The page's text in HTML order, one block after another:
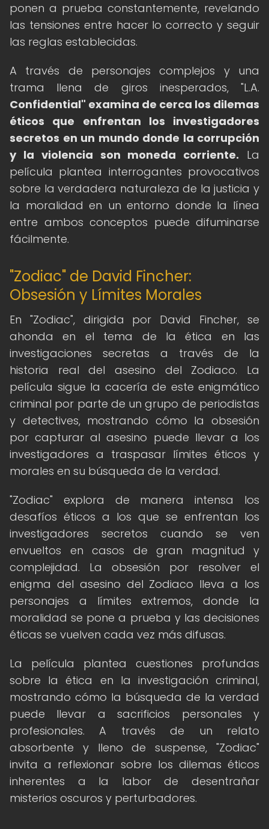
ponen a prueba constantemente, revelando
las tensiones entre hacer lo correcto y seguir
las reglas establecidas.
A través de personajes complejos y una
trama llena de giros inesperados, "L.A.
Confidential" examina de cerca los dilemas
éticos que enfrentan los investigadores
secretos en un mundo donde la corrupción
y la violencia son moneda corriente. La
película plantea interrogantes provocativos
sobre la verdadera naturaleza de la justicia y
la moralidad en un entorno donde la línea
entre ambos conceptos puede difuminarse
fácilmente.
"Zodiac" de David Fincher:
Obsesión y Límites Morales
En "Zodiac", dirigida por David Fincher, se
ahonda en el tema de la ética en las
investigaciones secretas a través de la
historia real del asesino del Zodiaco. La
película sigue la cacería de este enigmático
criminal por parte de un grupo de periodistas
y detectives, mostrando cómo la obsesión
por capturar al asesino puede llevar a los
investigadores a traspasar límites éticos y
morales en su búsqueda de la verdad.
"Zodiac" explora de manera intensa los
desafíos éticos a los que se enfrentan los
investigadores secretos cuando se ven
envueltos en casos de gran magnitud y
complejidad. La obsesión por resolver el
enigma del asesino del Zodiaco lleva a los
personajes a límites extremos, donde la
moralidad se pone a prueba y las decisiones
éticas se vuelven cada vez más difusas.
La película plantea cuestiones profundas
sobre la ética en la investigación criminal,
mostrando cómo la búsqueda de la verdad
puede llevar a sacrificios personales y
profesionales. A través de un relato
absorbente y lleno de suspense, "Zodiac"
invita a reflexionar sobre los dilemas éticos
inherentes a la labor de desentrañar
misterios oscuros y perturbadores.